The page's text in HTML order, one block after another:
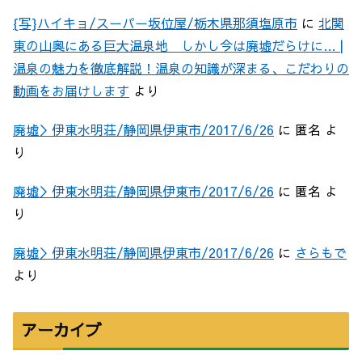
{写}ハイキョ/スーパー坂位屋/栃木県那須塩原市 に 北関
東の山奥にある巨大温泉地 しかし今は廃墟だらけに… |
温泉の魅力を徹底解説！温泉の知識が深まる、こだわりの
動画をお届けします より
廃墟＞伊東水明荘/静岡県伊東市/2017/6/26 に 匿名 よ
り
廃墟＞伊東水明荘/静岡県伊東市/2017/6/26 に 匿名 よ
り
廃墟＞伊東水明荘/静岡県伊東市/2017/6/26 に さらもで
より
アーカイブ